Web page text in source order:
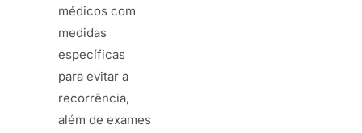
médicos com
medidas
específicas
para evitar a
recorrência,
além de exames